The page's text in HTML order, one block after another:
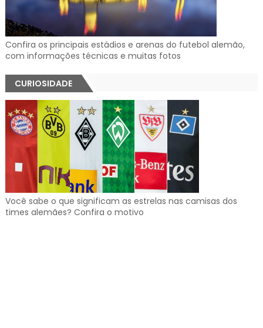
Confira os principais estádios e arenas do futebol alemão,
com informações técnicas e muitas fotos
CURIOSIDADE
Você sabe o que significam as estrelas nas camisas dos
times alemães? Confira o motivo